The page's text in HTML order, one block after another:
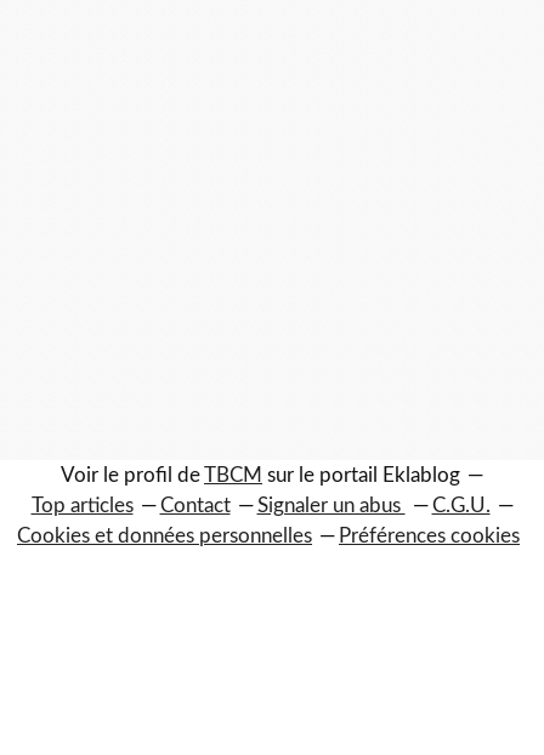
Voir le profil deTBCM sur le portail Eklablog
Top articles
Contact Signaler un abus
C.G.U.
Cookies et données personnelles
Préférences cookies